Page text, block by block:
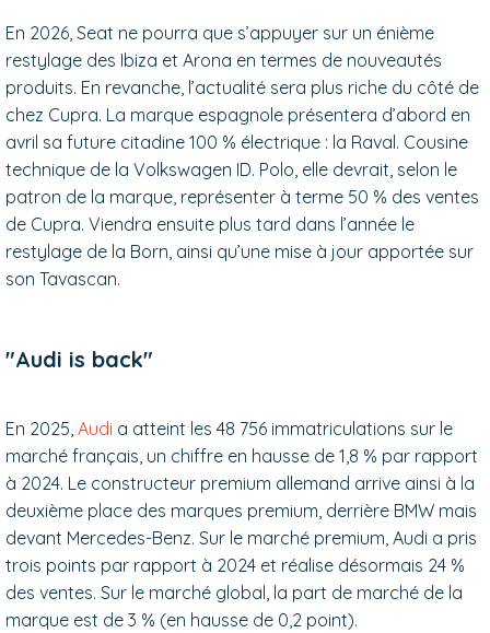
En 2026, Seat ne pourra que s’appuyer sur un énième
restylage des Ibiza et Arona en termes de nouveautés
produits. En revanche, l’actualité sera plus riche du côté de
chez Cupra. La marque espagnole présentera d’abord en
avril sa future citadine 100 % électrique : la Raval. Cousine
technique de la Volkswagen ID. Polo, elle devrait, selon le
patron de la marque, représenter à terme 50 % des ventes
de Cupra. Viendra ensuite plus tard dans l’année le
restylage de la Born, ainsi qu’une mise à jour apportée sur
son Tavascan.
"Audi is back"
En 2025, Audi a atteint les 48 756 immatriculations sur le
marché français, un chiffre en hausse de 1,8 % par rapport
à 2024. Le constructeur premium allemand arrive ainsi à la
deuxième place des marques premium, derrière BMW mais
devant Mercedes-Benz. Sur le marché premium, Audi a pris
trois points par rapport à 2024 et réalise désormais 24 %
des ventes. Sur le marché global, la part de marché de la
marque est de 3 % (en hausse de 0,2 point).